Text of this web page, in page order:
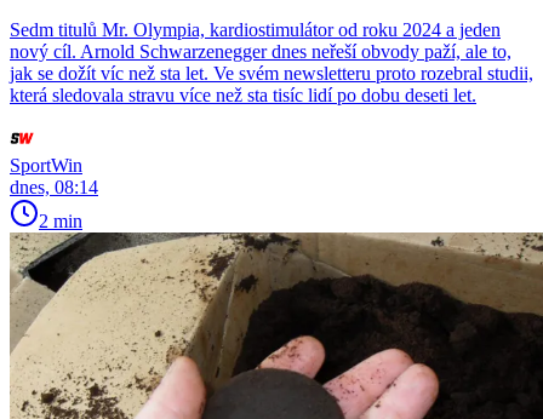
Sedm titulů Mr. Olympia, kardiostimulátor od roku 2024 a jeden
nový cíl. Arnold Schwarzenegger dnes neřeší obvody paží, ale to,
jak se dožít víc než sta let. Ve svém newsletteru proto rozebral studii,
která sledovala stravu více než sta tisíc lidí po dobu deseti let.
SportWin
dnes, 08:14
2 min